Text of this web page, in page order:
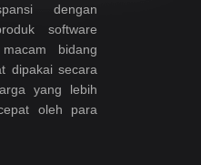
dengan
software
bidang
dipakai secara
yang lebih
oleh para